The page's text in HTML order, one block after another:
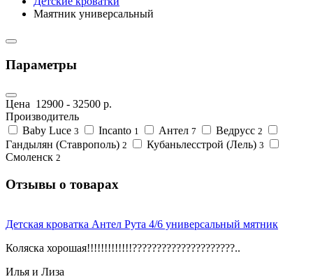
Маятник универсальный
Параметры
Цена 12900 - 32500 р.
Производитель
Baby Luce 3 Incanto 1 Антел 7 Ведрусс 2
Гандылян (Ставрополь) 2 Кубаньлесстрой (Лель) 3
Смоленск 2
Отзывы о товарах
Детская кроватка Антел Рута 4/6 универсальный мятник
Коляска хорошая!!!!!!!!!!!!!?????????????????????..
Илья и Лиза